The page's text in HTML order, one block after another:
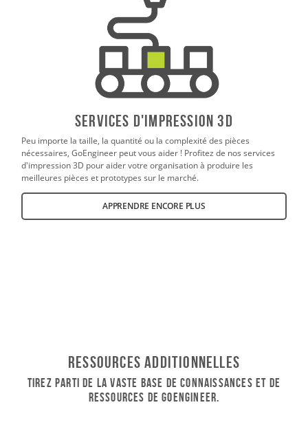
SERVICES D'IMPRESSION 3D
Peu importe la taille, la quantité ou la complexité des pièces
nécessaires, GoEngineer peut vous aider ! Profitez de nos services
d'impression 3D pour aider votre organisation à produire les
meilleures pièces et prototypes sur le marché.
APPRENDRE ENCORE PLUS
Ressources additionnelles
Tirez parti de la vaste base de connaissances et de
ressources de GoEngineer.